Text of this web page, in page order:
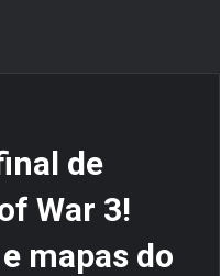
de
War 3!
mapas do